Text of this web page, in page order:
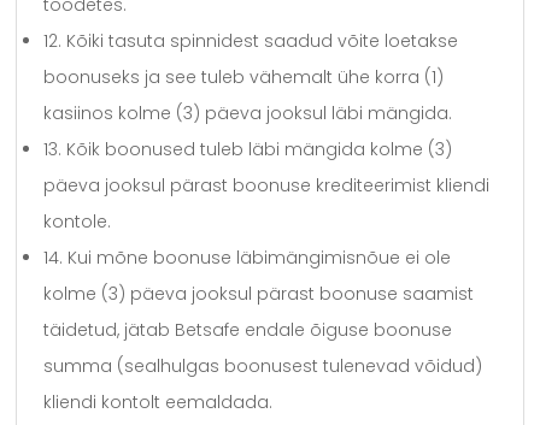
toodetes.
12. Kõiki tasuta spinnidest saadud võite loetakse
boonuseks ja see tuleb vähemalt ühe korra (1)
kasiinos kolme (3) päeva jooksul läbi mängida.
13. Kõik boonused tuleb läbi mängida kolme (3)
päeva jooksul pärast boonuse krediteerimist kliendi
kontole.
14. Kui mõne boonuse läbimängimisnõue ei ole
kolme (3) päeva jooksul pärast boonuse saamist
täidetud, jätab Betsafe endale õiguse boonuse
summa (sealhulgas boonusest tulenevad võidud)
kliendi kontolt eemaldada.